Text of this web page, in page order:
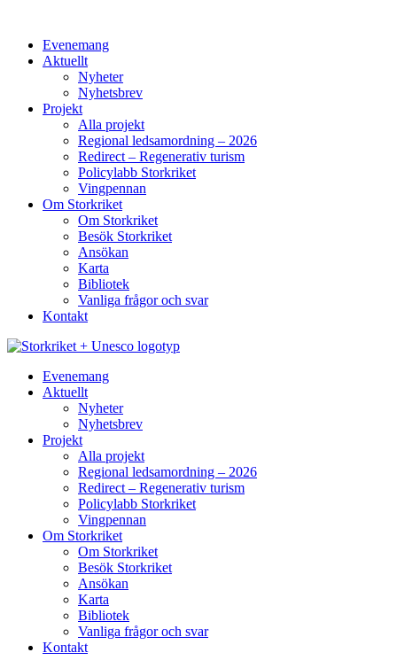
Evenemang
Aktuellt
Nyheter
Nyhetsbrev
Projekt
Alla projekt
Regional ledsamordning – 2026
Redirect – Regenerativ turism
Policylabb Storkriket
Vingpennan
Om Storkriket
Om Storkriket
Besök Storkriket
Ansökan
Karta
Bibliotek
Vanliga frågor och svar
Kontakt
Evenemang
Aktuellt
Nyheter
Nyhetsbrev
Projekt
Alla projekt
Regional ledsamordning – 2026
Redirect – Regenerativ turism
Policylabb Storkriket
Vingpennan
Om Storkriket
Om Storkriket
Besök Storkriket
Ansökan
Karta
Bibliotek
Vanliga frågor och svar
Kontakt